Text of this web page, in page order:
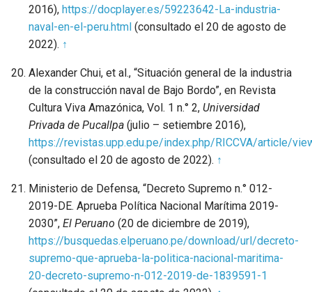
2016), https://docplayer.es/59223642-La-industria-
naval-en-el-peru.html (consultado el 20 de agosto de
2022). ↑
Alexander Chui, et al., “Situación general de la industria
de la construcción naval de Bajo Bordo”, en Revista
Cultura Viva Amazónica, Vol. 1 n.° 2, Universidad
Privada de Pucallpa (julio – setiembre 2016),
https://revistas.upp.edu.pe/index.php/RICCVA/article/
(consultado el 20 de agosto de 2022). ↑
Ministerio de Defensa, “Decreto Supremo n.° 012-
2019-DE. Aprueba Política Nacional Marítima 2019-
2030”, El Peruano (20 de diciembre de 2019),
https://busquedas.elperuano.pe/download/url/decreto-
supremo-que-aprueba-la-politica-nacional-maritima-
20-decreto-supremo-n-012-2019-de-1839591-1